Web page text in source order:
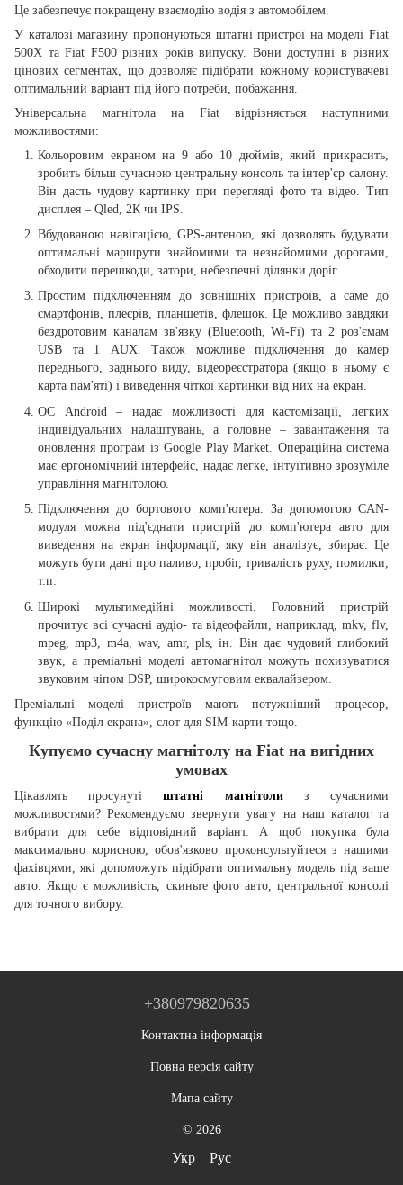
Це забезпечує покращену взаємодію водія з автомобілем.
У каталозі магазину пропонуються штатні пристрої на моделі Fiat
500X та Fiat F500 різних років випуску. Вони доступні в різних
цінових сегментах, що дозволяє підібрати кожному користувачеві
оптимальний варіант під його потреби, побажання.
Універсальна магнітола на Fiat відрізняється наступними
можливостями:
Кольоровим екраном на 9 або 10 дюймів, який прикрасить,
зробить більш сучасною центральну консоль та інтер'єр салону.
Він дасть чудову картинку при перегляді фото та відео. Тип
дисплея – Qled, 2К чи IPS.
Вбудованою навігацією, GPS-антеною, які дозволять будувати
оптимальні маршрути знайомими та незнайомими дорогами,
обходити перешкоди, затори, небезпечні ділянки доріг.
Простим підключенням до зовнішніх пристроїв, а саме до
смартфонів, плеєрів, планшетів, флешок. Це можливо завдяки
бездротовим каналам зв'язку (Bluetooth, Wi-Fi) та 2 роз'ємам
USB та 1 AUX. Також можливе підключення до камер
переднього, заднього виду, відеореєстратора (якщо в ньому є
карта пам'яті) і виведення чіткої картинки від них на екран.
ОС Android – надає можливості для кастомізації, легких
індивідуальних налаштувань, а головне – завантаження та
оновлення програм із Google Play Market. Операційна система
має ергономічний інтерфейс, надає легке, інтуїтивно зрозуміле
управління магнітолою.
Підключення до бортового комп'ютера. За допомогою CAN-
модуля можна під'єднати пристрій до комп'ютера авто для
виведення на екран інформації, яку він аналізує, збирає. Це
можуть бути дані про паливо, пробіг, тривалість руху, помилки,
т.п.
Широкі мультимедійні можливості. Головний пристрій
прочитує всі сучасні аудіо- та відеофайли, наприклад, mkv, flv,
mpeg, mp3, m4a, wav, amr, pls, ін. Він дає чудовий глибокий
звук, а преміальні моделі автомагнітол можуть похизуватися
звуковим чіпом DSP, широкосмуговим еквалайзером.
Преміальні моделі пристроїв мають потужніший процесор,
функцію «Поділ екрана», слот для SIM-карти тощо.
Купуємо сучасну магнітолу на Fiat на вигідних
умовах
Цікавлять просунутіштатні магнітоли
з сучасними
можливостями? Рекомендуємо звернути увагу на наш каталог та
вибрати для себе відповідний варіант. А щоб покупка була
максимально корисною, обов'язково проконсультуйтеся з нашими
фахівцями, які допоможуть підібрати оптимальну модель під ваше
авто. Якщо є можливість, скиньте фото авто, центральної консолі
для точного вибору.
+380979820635
Контактна інформація
Повна версія сайту
Мапа сайту
© 2026
Укр Рус